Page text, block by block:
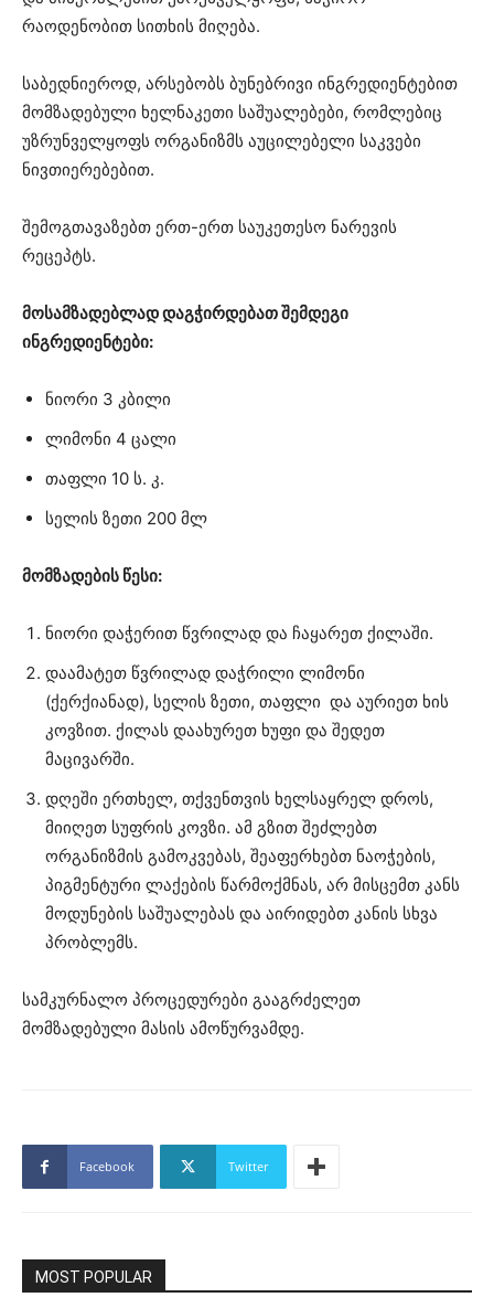
რაოდენობით სითხის მიღება.
საბედნიეროდ, არსებობს ბუნებრივი ინგრედიენტებით
მომზადებული ხელნაკეთი საშუალებები, რომლებიც
უზრუნველყოფს ორგანიზმს აუცილებელი საკვები
ნივთიერებებით.
შემოგთავაზებთ ერთ-ერთ საუკეთესო ნარევის
რეცეპტს.
მოსამზადებლად დაგჭირდებათ შემდეგი
ინგრედიენტები:
ნიორი 3 კბილი
ლიმონი 4 ცალი
თაფლი 10 ს. კ.
სელის ზეთი 200 მლ
მომზადების წესი:
ნიორი დაჭერით წვრილად და ჩაყარეთ ქილაში.
დაამატეთ წვრილად დაჭრილი ლიმონი
(ქერქიანად), სელის ზეთი, თაფლი და აურიეთ ხის
კოვზით. ქილას დაახურეთ ხუფი და შედეთ
მაცივარში.
დღეში ერთხელ, თქვენთვის ხელსაყრელ დროს,
მიიღეთ სუფრის კოვზი. ამ გზით შეძლებთ
ორგანიზმის გამოკვებას, შეაფერხებთ ნაოჭების,
პიგმენტური ლაქების წარმოქმნას, არ მისცემთ კანს
მოდუნების საშუალებას და აირიდებთ კანის სხვა
პრობლემს.
სამკურნალო პროცედურები გააგრძელეთ
მომზადებული მასის ამოწურვამდე.
Facebook Twitter
MOST POPULAR